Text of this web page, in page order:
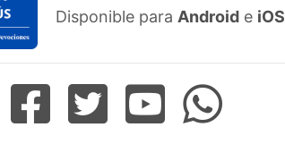
Disponible para Android e iOS